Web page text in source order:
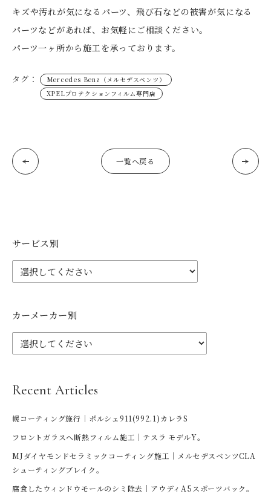
キズや汚れが気になるパーツ、飛び石などの被害が気になる
パーツなどがあれば、お気軽にご相談ください。
パーツ一ヶ所から施工を承っております。
タグ：
Mercedes Benz（メルセデスベンツ）
XPELプロテクションフィルム専門店
一覧へ戻る
サービス別
カーメーカー別
Recent Articles
幌コーティング施行｜ポルシェ911(992.1)カレラS
フロントガラスへ断熱フィルム施工｜テスラ モデルY。
MJダイヤモンドセラミックコーティング施工｜メルセデスベンツCLA
シューティングブレイク。
腐食したウィンドウモールのシミ除去｜アウディA5スポーツバック。